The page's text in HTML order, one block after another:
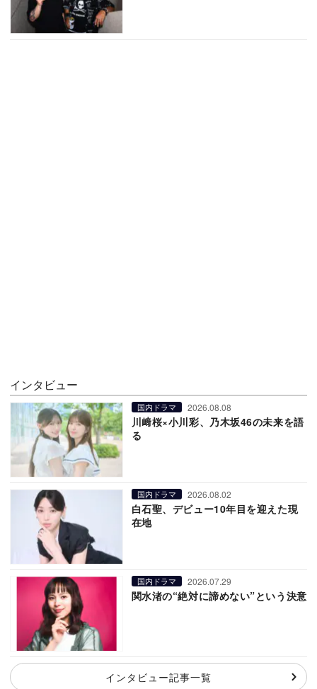
インタビュー
国内ドラマ 2026.08.08
川﨑桜×小川彩、乃木坂46の未来を語
る
国内ドラマ 2026.08.02
白石聖、デビュー10年目を迎えた現
在地
国内ドラマ 2026.07.29
関水渚の“絶対に諦めない”という決意
インタビュー記事一覧